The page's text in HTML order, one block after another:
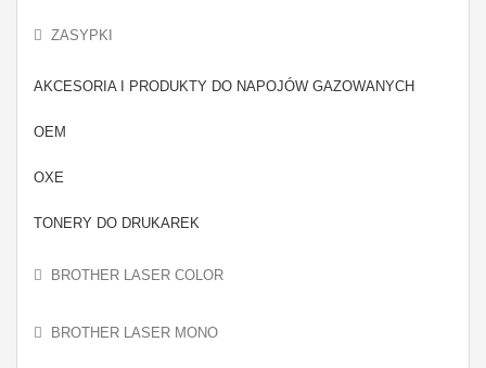
ZASYPKI
AKCESORIA I PRODUKTY DO NAPOJÓW GAZOWANYCH
OEM
OXE
TONERY DO DRUKAREK
BROTHER LASER COLOR
BROTHER LASER MONO